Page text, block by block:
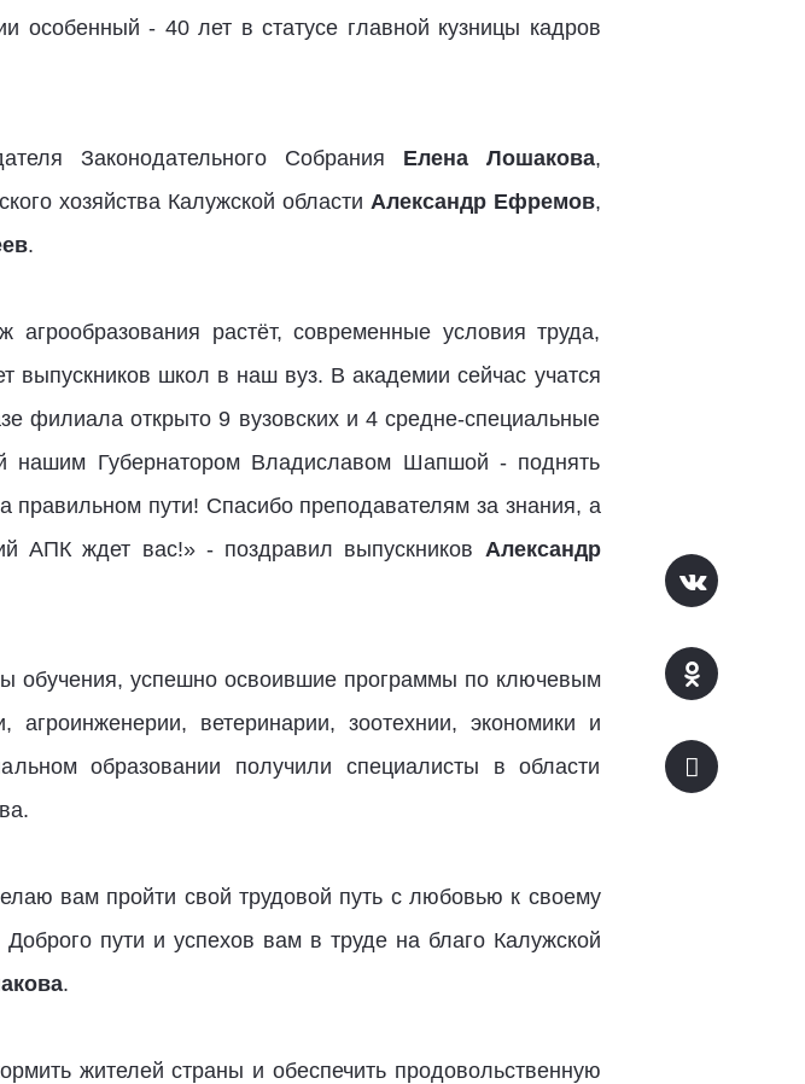
особенный - 40 лет в статусе главной кузницы кадров
Законодательного Собрания Елена Лошакова,
хозяйства Калужской области Александр Ефремов,
.
растёт, современные условия труда,
выпускников школ в наш вуз. В академии сейчас учатся
филиала открыто 9 вузовских и 4 средне-специальные
нашим Губернатором Владиславом Шапшой - поднять
правильном пути! Спасибо преподавателям за знания, а
АПК ждет вас!» - поздравил выпускников Александр
обучения, успешно освоившие программы по ключевым
ветеринарии, зоотехнии, экономики и
образовании получили специалисты в области
вам пройти свой трудовой путь с любовью к своему
пути и успехов вам в труде на благо Калужской
.
жителей страны и обеспечить продовольственную